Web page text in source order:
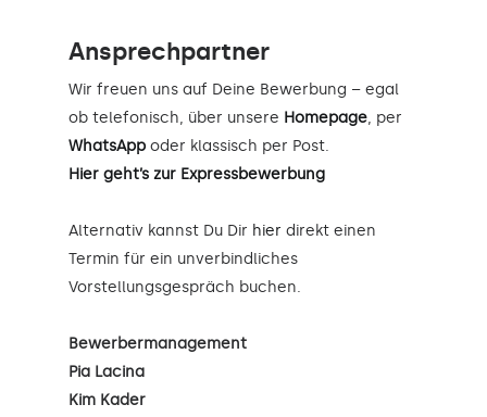
Ansprechpartner
Wir freuen uns auf Deine Bewerbung – egal
ob telefonisch, über unsere Homepage, per
WhatsApp oder klassisch per Post.
Hier geht’s zur Expressbewerbung
Alternativ kannst Du Dir hier direkt einen
Termin für ein unverbindliches
Vorstellungsgespräch buchen.
Bewerbermanagement
Pia Lacina
Kim Kader